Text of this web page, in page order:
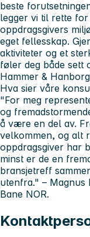
beste
legger vi til rette
oppdragsgivers
eget fellesskap.
aktiviteter og et
føler deg både sett
Hammer &
Hva sier våre
"For meg
og
å være en del av.
velkommen, og alt
oppdragsgiver har
minst er de en
bransjetreff
utenfra." – Magnus
Bane NOR.